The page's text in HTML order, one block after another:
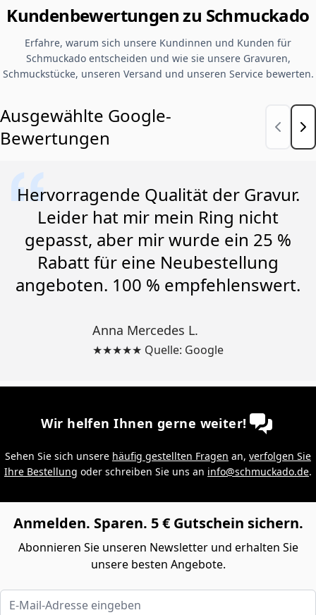
Kundenbewertungen zu Schmuckado
Erfahre, warum sich unsere Kundinnen und Kunden für
Schmuckado entscheiden und wie sie unsere Gravuren,
Schmuckstücke, unseren Versand und unseren Service bewerten.
Ausgewählte Google-
Bewertungen
Hervorragende Qualität der Gravur.
Leider hat mir mein Ring nicht
gepasst, aber mir wurde ein 25 %
Rabatt für eine Neubestellung
angeboten. 100 % empfehlenswert.
Anna Mercedes L.
★★★★★ Quelle: Google
Wir helfen Ihnen gerne weiter!
Sehen Sie sich unsere häufig gestellten Fragen an, verfolgen Sie
Ihre Bestellung oder schreiben Sie uns an info@schmuckado.de.
Anmelden. Sparen. 5 € Gutschein sichern.
Abonnieren Sie unseren Newsletter und erhalten Sie
unsere besten Angebote.
E-Mail-Adresse eingeben